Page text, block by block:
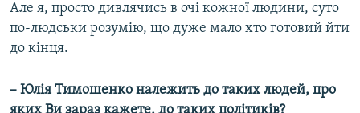
Але я, просто дивлячись в очі кожної людини, суто
по-людськи розумію, що дуже мало хто готовий йти
до кінця.
– Юлія Тимошенко належить до таких людей, про